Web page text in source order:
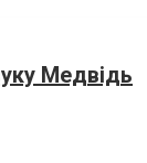
Медвідь